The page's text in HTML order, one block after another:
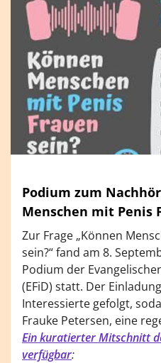
Podium zum
Menschen mit Penis
Zur Frage „Können
sein?“ fand am 8.
Podium der
(EFiD) statt. Der
Interessierte gefolgt,
Frauke Petersen, eine
Ein kuratierter Mitschnitt
verfügbar: